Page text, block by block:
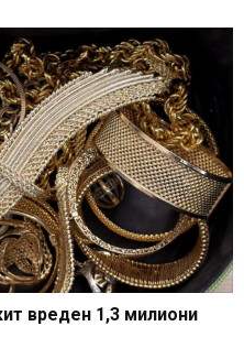
вреден 1,3 милиони